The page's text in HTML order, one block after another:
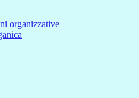
organizzative